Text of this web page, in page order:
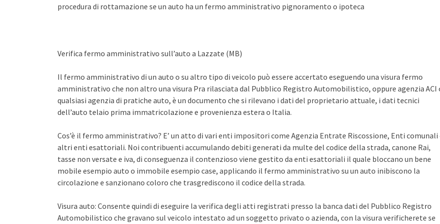
procedura di rottamazione se un auto ha un fermo amministrativo pignoramento o ipoteca
Verifica fermo amministrativo sull’auto a Lazzate (MB)
Il fermo amministrativo di un auto o su altro tipo di veicolo può essere accertato eseguendo una visura fermo
amministrativo che non altro una visura Pra rilasciata dal Pubblico Registro Automobilistico, oppure agenzia ACI
qualsiasi agenzia di pratiche auto, è un documento che si rilevano i dati del proprietario attuale, i dati tecnici
dell’auto telaio prima immatricolazione e provenienza estera o Italia.
Cos’è il fermo amministrativo? E’ un atto di vari enti impositori come Agenzia Entrate Riscossione, Enti comunali
altri enti esattoriali. Noi contribuenti accumulando debiti generati da multe del codice della strada, canone Rai,
tasse non versate e iva, di conseguenza il contenzioso viene gestito da enti esattoriali il quale bloccano un bene
mobile esempio auto o immobile esempio case, applicando il fermo amministrativo su un auto inibiscono la
circolazione e sanzionano coloro che trasgrediscono il codice della strada.
Visura auto: Consente quindi di eseguire la verifica degli atti registrati presso la banca dati del Pubblico Registro
Automobilistico che gravano sul veicolo intestato ad un soggetto privato o azienda, con la visura verificherete se